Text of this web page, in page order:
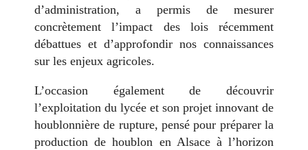
d’administration, a permis de mesurer
concrètement l’impact des lois récemment
débattues et d’approfondir nos connaissances
sur les enjeux agricoles.
L’occasion également de découvrir
l’exploitation du lycée et son projet innovant de
houblonnière de rupture, pensé pour préparer la
production de houblon en Alsace à l’horizon